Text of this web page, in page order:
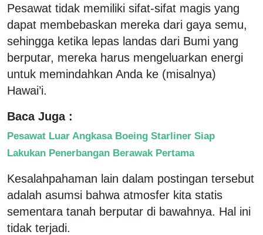
Pesawat tidak memiliki sifat-sifat magis yang
dapat membebaskan mereka dari gaya semu,
sehingga ketika lepas landas dari Bumi yang
berputar, mereka harus mengeluarkan energi
untuk memindahkan Anda ke (misalnya)
Hawai’i.
Baca Juga :
Pesawat Luar Angkasa Boeing Starliner Siap
Lakukan Penerbangan Berawak Pertama
Kesalahpahaman lain dalam postingan tersebut
adalah asumsi bahwa atmosfer kita statis
sementara tanah berputar di bawahnya. Hal ini
tidak terjadi.